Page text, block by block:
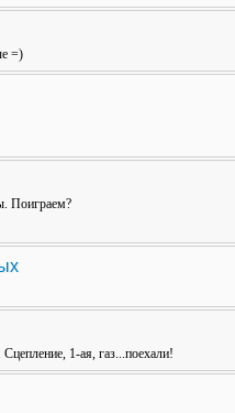
=)
Поиграем?
1-ая, газ...поехали!